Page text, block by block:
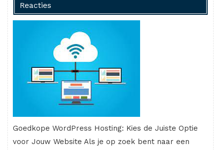
Reacties
Goedkope WordPress Hosting: Kies de Juiste Optie
voor Jouw Website Als je op zoek bent naar een